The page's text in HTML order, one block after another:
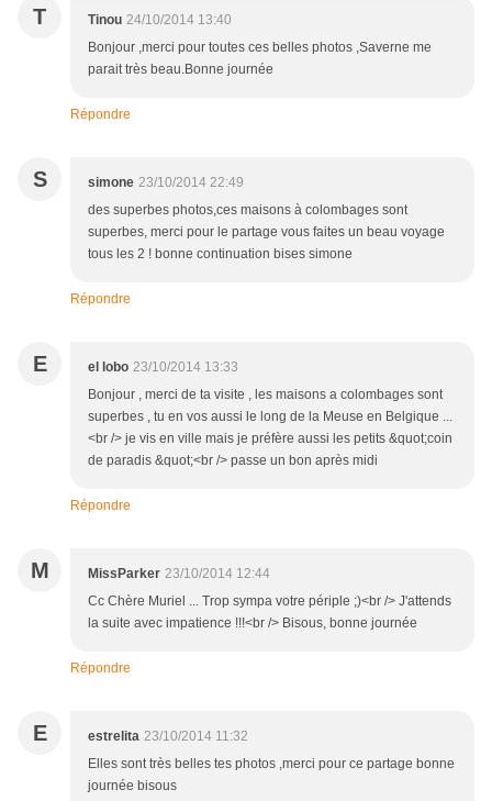
T Tinou 24/10/2014 13:40
Bonjour ,merci pour toutes ces belles photos ,Saverne me
parait très beau.Bonne journée
Répondre
S simone 23/10/2014 22:49
des superbes photos,ces maisons à colombages sont
superbes, merci pour le partage vous faites un beau voyage
tous les 2 ! bonne continuation bises simone
Répondre
E el lobo 23/10/2014 13:33
Bonjour , merci de ta visite , les maisons a colombages sont
superbes , tu en vos aussi le long de la Meuse en Belgique ...
<br /> je vis en ville mais je préfère aussi les petits &quot;coin
de paradis &quot;<br /> passe un bon après midi
Répondre
M MissParker 23/10/2014 12:44
Cc Chère Muriel ... Trop sympa votre périple ;)<br /> J'attends
la suite avec impatience !!!<br /> Bisous, bonne journée
Répondre
E estrelita 23/10/2014 11:32
Elles sont très belles tes photos ,merci pour ce partage bonne
journée bisous